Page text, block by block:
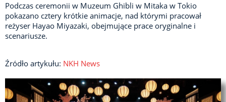
Podczas ceremonii w Muzeum Ghibli w Mitaka w Tokio
pokazano cztery krótkie animacje, nad którymi pracował
reżyser Hayao Miyazaki, obejmujące prace oryginalne i
scenariusze.
​​​Źródło artykułu: NKH News